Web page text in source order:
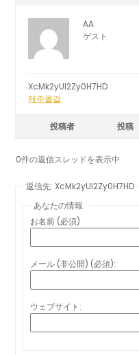
AA
ゲスト
XcMk2yUI2Zy0H7HD
제주콜걸
投稿者 投稿
0件の返信スレッドを表示中
返信先: XcMk2yUI2Zy0H7HD
あなたの情報:
お名前 (必須)
メール (非公開) (必須):
ウェブサイト: